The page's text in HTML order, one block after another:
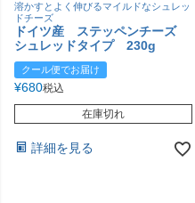
溶かすとよく伸びるマイルドなシュレッ
ドチーズ
ドイツ産 ステッペンチーズ
シュレッドタイプ 230g
クール便でお届け
¥680税込
在庫切れ
詳細を見る